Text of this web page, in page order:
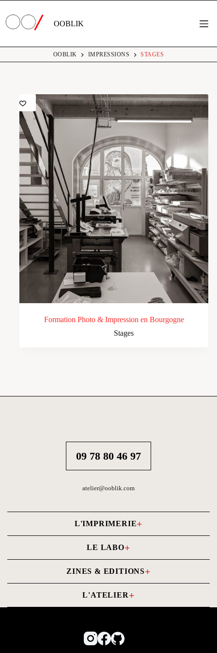
contenu
OOBLIK
OOBLIK IMPRESSIONS STAGES
Formation Photo & Impression en Bourgogne
Stages
09 78 80 46 97
atelier@ooblik.com
L'IMPRIMERIE
Carnets photo
Livres photo
Cartes
Imprimer mon PDF
LE LABO
Tirages photo
Tirages d'Art
Contrecollage
Nos papiers
ZINES & EDITIONS
Commander un Zine
L'ATELIER
Formations
Kit Papier
Mentions Légales